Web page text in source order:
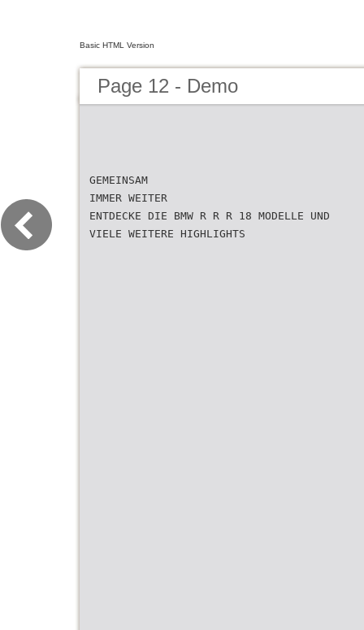
Basic HTML Version
Page 12 - Demo
GEMEINSAM
IMMER WEITER
ENTDECKE DIE BMW R R R 18 MODELLE UND
VIELE WEITERE HIGHLIGHTS